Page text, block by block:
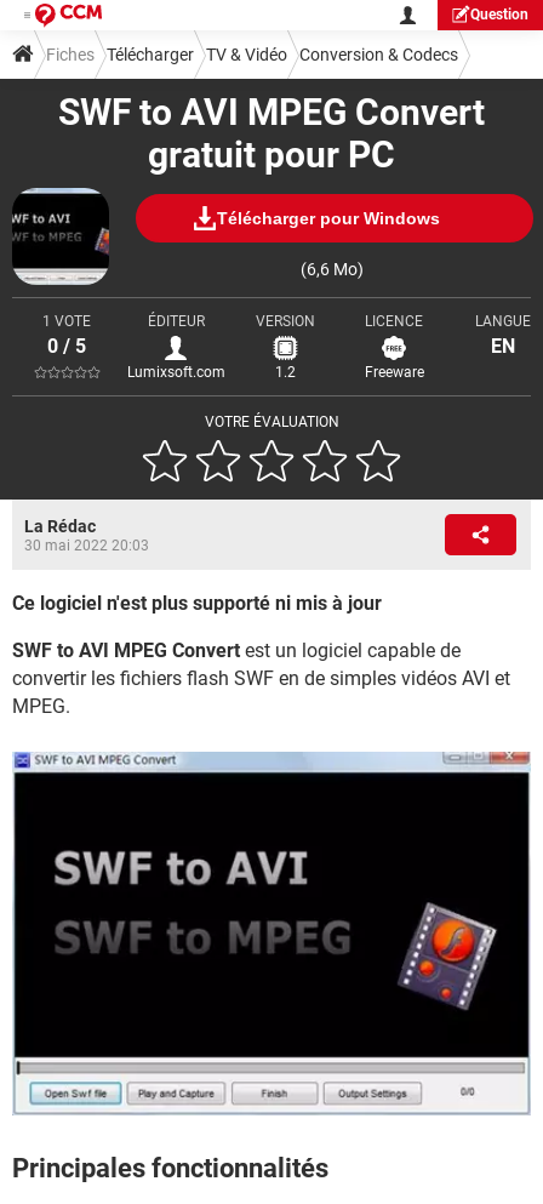
Question
SWF to AVI MPEG Convert
gratuit pour PC
Télécharger pour Windows
(6,6 Mo)
VOTRE ÉVALUATION
1 VOTE
0 / 5
ÉDITEUR
Lumixsoft.com
VERSION
1.2
LICENCE
Freeware
LANGUE
EN
Fiches Télécharger TV & Vidéo Conversion & Codecs
La Rédac
30 mai 2022 20:03
Ce logiciel n'est plus supporté ni mis à jour
SWF to AVI MPEG Convert est un logiciel capable de
convertir les fichiers flash SWF en de simples vidéos AVI et
MPEG.
Principales fonctionnalités